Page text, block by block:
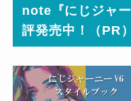
note『にじジャ
評発売中！（PR）